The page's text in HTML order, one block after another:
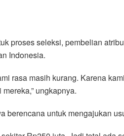
proses seleksi, pembelian
Indonesia.
rasa masih kurang. Karena
ungkapnya.
berencana untuk mengajukan